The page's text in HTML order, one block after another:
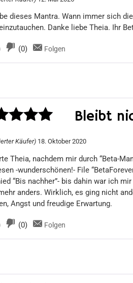
von 5
dieses Mantra. Wann immer sich
Danke liebe Theia. Ihr
(0) Folgen
von 5
Bleibt
Käufer) 18. Oktober 2020
Theia, nachdem mir durch “Beta-
-wunderschönen!- File
“Bis nachher”- bis dahin war ich
anders. Wirklich, es ging nicht
Angst und freudige Erwartung.
(0) Folgen